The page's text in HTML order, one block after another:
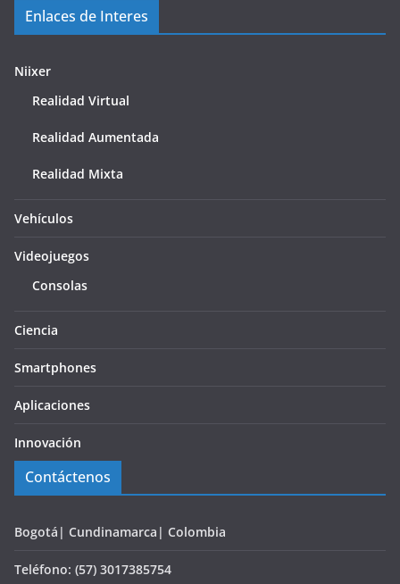
Enlaces de Interes
Niixer
Realidad Virtual
Realidad Aumentada
Realidad Mixta
Vehículos
Videojuegos
Consolas
Ciencia
Smartphones
Aplicaciones
Innovación
Contáctenos
Bogotá| Cundinamarca| Colombia
Teléfono: (57) 3017385754